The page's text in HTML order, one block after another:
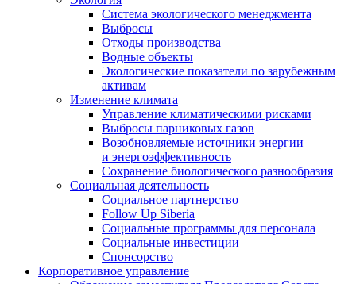
Система экологического менеджмента
Выбросы
Отходы производства
Водные объекты
Экологические показатели по зарубежным
активам
Изменение климата
Управление климатическими рисками
Выбросы парниковых газов
Возобновляемые источники энергии
и энергоэффективность
Сохранение биологического разнообразия
Социальная деятельность
Социальное партнерство
Follow Up Siberia
Социальные программы для персонала
Социальные инвестиции
Спонсорство
Корпоративное управление